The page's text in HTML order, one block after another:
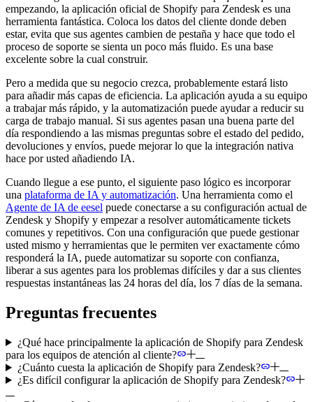
empezando, la aplicación oficial de Shopify para Zendesk es una
herramienta fantástica. Coloca los datos del cliente donde deben
estar, evita que sus agentes cambien de pestaña y hace que todo el
proceso de soporte se sienta un poco más fluido. Es una base
excelente sobre la cual construir.
Pero a medida que su negocio crezca, probablemente estará listo
para añadir más capas de eficiencia. La aplicación ayuda a su equipo
a trabajar más rápido, y la automatización puede ayudar a reducir su
carga de trabajo manual. Si sus agentes pasan una buena parte del
día respondiendo a las mismas preguntas sobre el estado del pedido,
devoluciones y envíos, puede mejorar lo que la integración nativa
hace por usted añadiendo IA.
Cuando llegue a ese punto, el siguiente paso lógico es incorporar
una plataforma de IA y automatización. Una herramienta como el
Agente de IA de eesel puede conectarse a su configuración actual de
Zendesk y Shopify y empezar a resolver automáticamente tickets
comunes y repetitivos. Con una configuración que puede gestionar
usted mismo y herramientas que le permiten ver exactamente cómo
responderá la IA, puede automatizar su soporte con confianza,
liberar a sus agentes para los problemas difíciles y dar a sus clientes
respuestas instantáneas las 24 horas del día, los 7 días de la semana.
Preguntas frecuentes
¿Qué hace principalmente la aplicación de Shopify para Zendesk
para los equipos de atención al cliente?
¿Cuánto cuesta la aplicación de Shopify para Zendesk?
¿Es difícil configurar la aplicación de Shopify para Zendesk?